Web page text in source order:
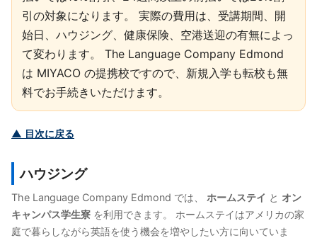
引の対象になります。 実際の費用は、受講期間、開
始日、ハウジング、健康保険、空港送迎の有無によっ
て変わります。 The Language Company Edmond
は MIYACO の提携校ですので、新規入学も転校も無
料でお手続きいただけます。
▲ 目次に戻る
ハウジング
The Language Company Edmond では、 ホームステイ と オン
キャンパス学生寮 を利用できます。 ホームステイはアメリカの家
庭で暮らしながら英語を使う機会を増やしたい方に向いていま